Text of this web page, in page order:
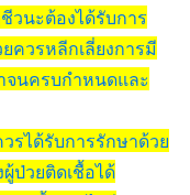
ชีวนะต้องได้รับการ
ควรหลีกเลี่ยงการมี
จนครบกำหนดและ
รได้รับการรักษาด้วย
ป่วยติดเชื้อได้